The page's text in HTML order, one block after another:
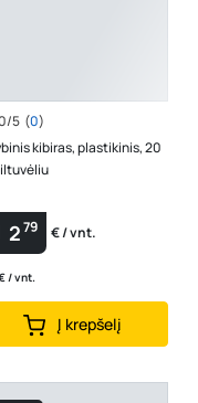
5 (0)
kibiras, plastikinis, 20
279 € / vnt.
/ vnt.
Į krepšelį